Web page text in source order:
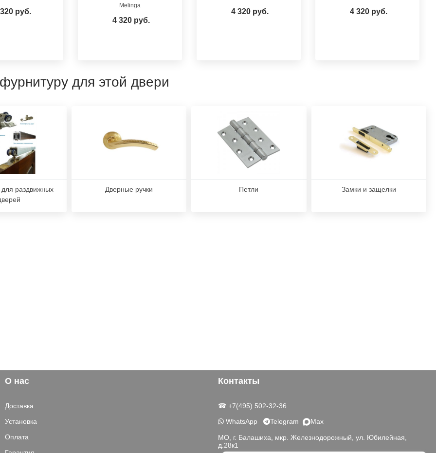
руб.
Melinga
4 320 руб.
4 320 руб. 4 320 руб.
для этой двери
раздвижных
Дверные ручки Петли Замки и защелки
О нас
Доставка
Установка
Оплата
Контакты
☎ +7(495) 502-32-36
WhatsApp
Telegram Max
МО, г. Балашиха, мкр. Железнодорожный, ул. Юбилейная,
д.28к1